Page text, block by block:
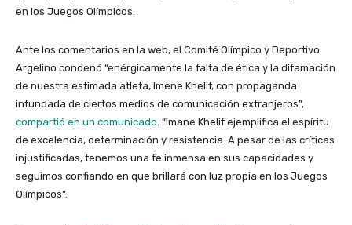
en los Juegos Olímpicos.
Ante los comentarios en la web, el Comité Olímpico y Deportivo
Argelino condenó “enérgicamente la falta de ética y la difamación
de nuestra estimada atleta, Imene Khelif, con propaganda
infundada de ciertos medios de comunicación extranjeros”,
compartió en un comunicado . “Imane Khelif ejemplifica el espíritu
de excelencia, determinación y resistencia. A pesar de las críticas
injustificadas, tenemos una fe inmensa en sus capacidades y
seguimos confiando en que brillará con luz propia en los Juegos
Olímpicos”.